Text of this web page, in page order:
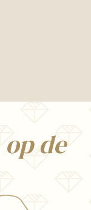
op de